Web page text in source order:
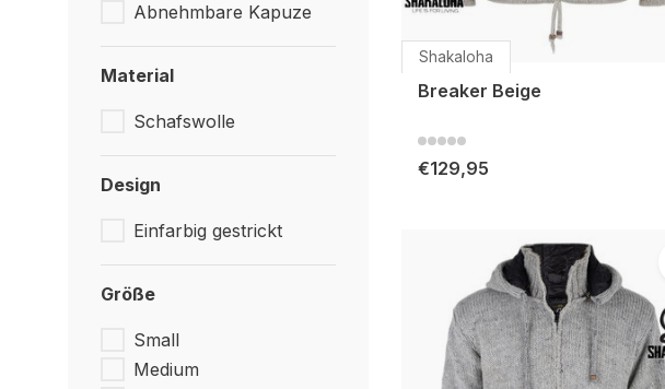
Abnehmbare Kapuze
Material
Schafswolle
Design
Einfarbig gestrickt
Größe
Small
Medium
Shakaloha
Breaker Beige
€129,95